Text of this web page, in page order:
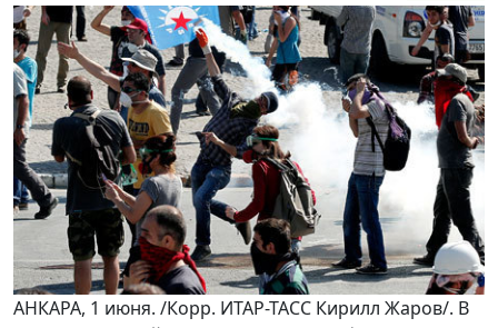
АНКАРА, 1 июня. /Корр. ИТАР-ТАСС Кирилл Жаров/. В